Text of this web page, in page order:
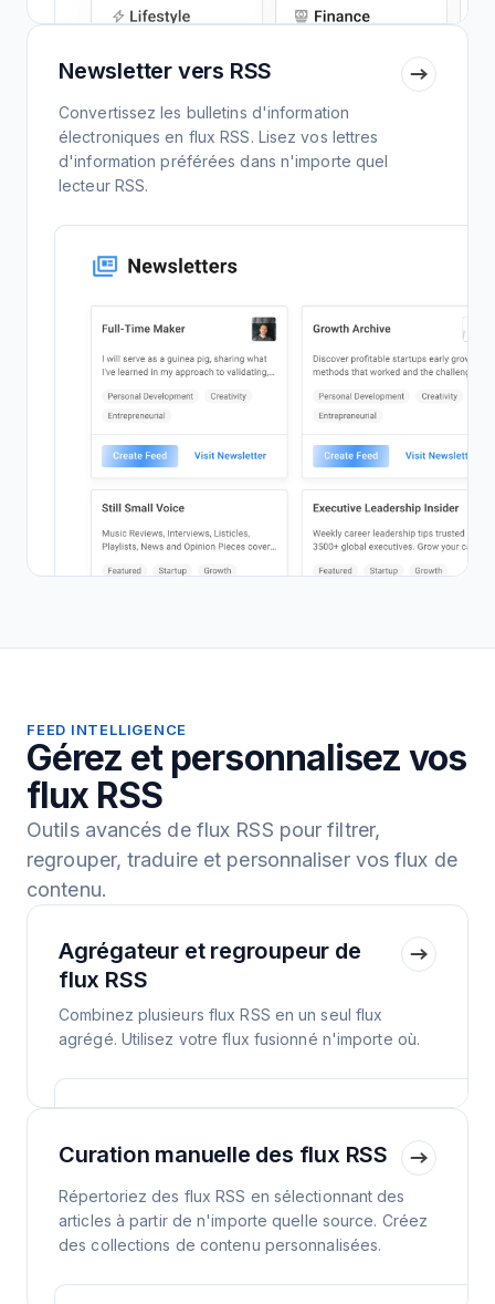
Newsletter vers RSS
Convertissez les bulletins d'information
électroniques en flux RSS. Lisez vos lettres
d'information préférées dans n'importe quel
lecteur RSS.
FEED INTELLIGENCE
Gérez et personnalisez vos
flux RSS
Outils avancés de flux RSS pour filtrer,
regrouper, traduire et personnaliser vos flux de
contenu.
Agrégateur et regroupeur de
flux RSS
Combinez plusieurs flux RSS en un seul flux
agrégé. Utilisez votre flux fusionné n'importe où.
Curation manuelle des flux RSS
Répertoriez des flux RSS en sélectionnant des
articles à partir de n'importe quelle source. Créez
des collections de contenu personnalisées.